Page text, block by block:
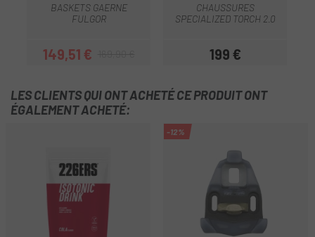
BASKETS GAERNE
FULGOR
Prix
149,51 €Prix habituel
CHAUSSURES
SPECIALIZED TORCH 2.0
Prix
199 €
LES CLIENTS QUI ONT ACHETÉ CE PRODUIT ONT
ÉGALEMENT ACHETÉ:
-12%